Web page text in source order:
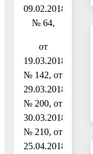
09.02.2018
№ 64,
от
19.03.2018
№ 142, от
29.03.2018
№ 200, от
30.03.2018
№ 210, от
25.04.2018